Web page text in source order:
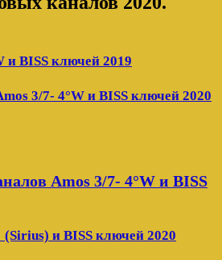
и BISS ключей 2019
3/7- 4°W и BISS ключей 2020
Amos 3/7- 4°W и BISS
и BISS ключей 2020